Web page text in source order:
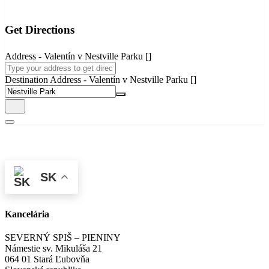
Get Directions
Address - Valentín v Nestville Parku []
Destination Address - Valentín v Nestville Parku []
SK
Kancelária
SEVERNÝ SPIŠ – PIENINY
Námestie sv. Mikuláša 21
064 01 Stará Ľubovňa